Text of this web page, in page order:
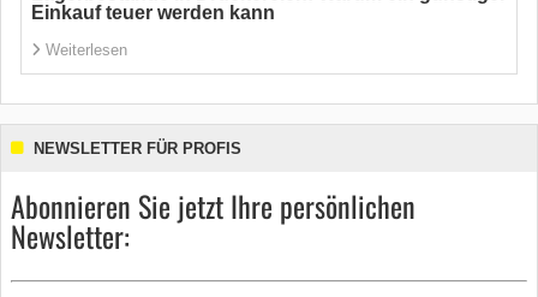
Einkauf teuer werden kann
Weiterlesen
NEWSLETTER FÜR PROFIS
Abonnieren Sie jetzt Ihre persönlichen
Newsletter: